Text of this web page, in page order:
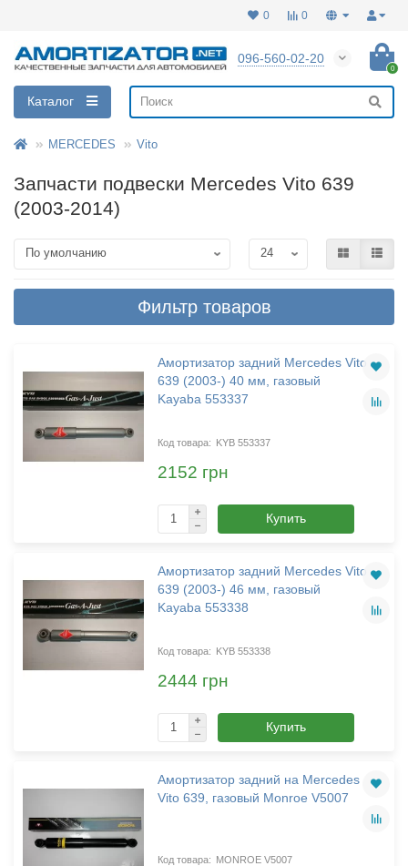
0
0
096-560-02-20
0
Каталог
MERCEDES Vito
Запчасти подвески Mercedes Vito 639
(2003-2014)
Фильтр товаров
Амортизатор задний Mercedes Vito
639 (2003-) 40 мм, газовый
Kayaba 553337
KYB 553337
2152 грн
Купить
Амортизатор задний Mercedes Vito
639 (2003-) 46 мм, газовый
Kayaba 553338
KYB 553338
2444 грн
Купить
Амортизатор задний на Mercedes
Vito 639, газовый Monroe V5007
MONROE V5007